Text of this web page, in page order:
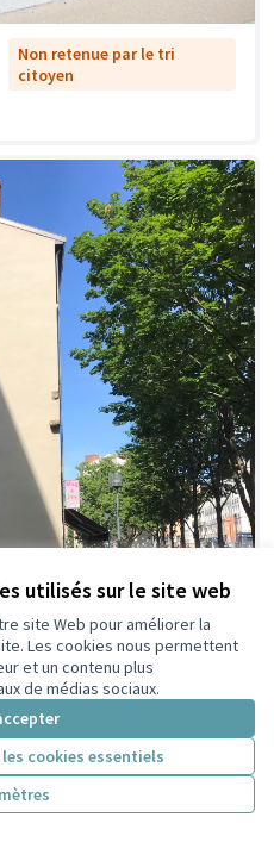
utilisés sur le site web
site Web pour améliorer la
Les cookies nous permettent
et un contenu plus
de médias sociaux.
cookies essentiels
Non retenue par le tri
citoyen